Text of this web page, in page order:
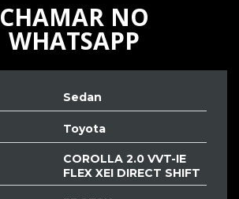
CHAMAR NO
WHATSAPP
Sedan
Toyota
COROLLA 2.0 VVT-IE
FLEX XEI DIRECT SHIFT